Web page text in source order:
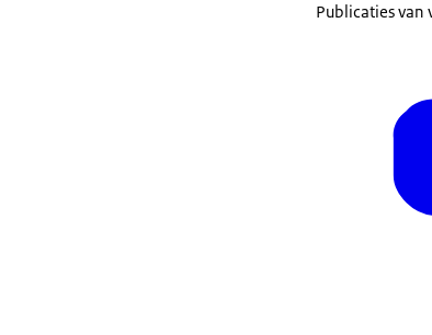
Publicaties van